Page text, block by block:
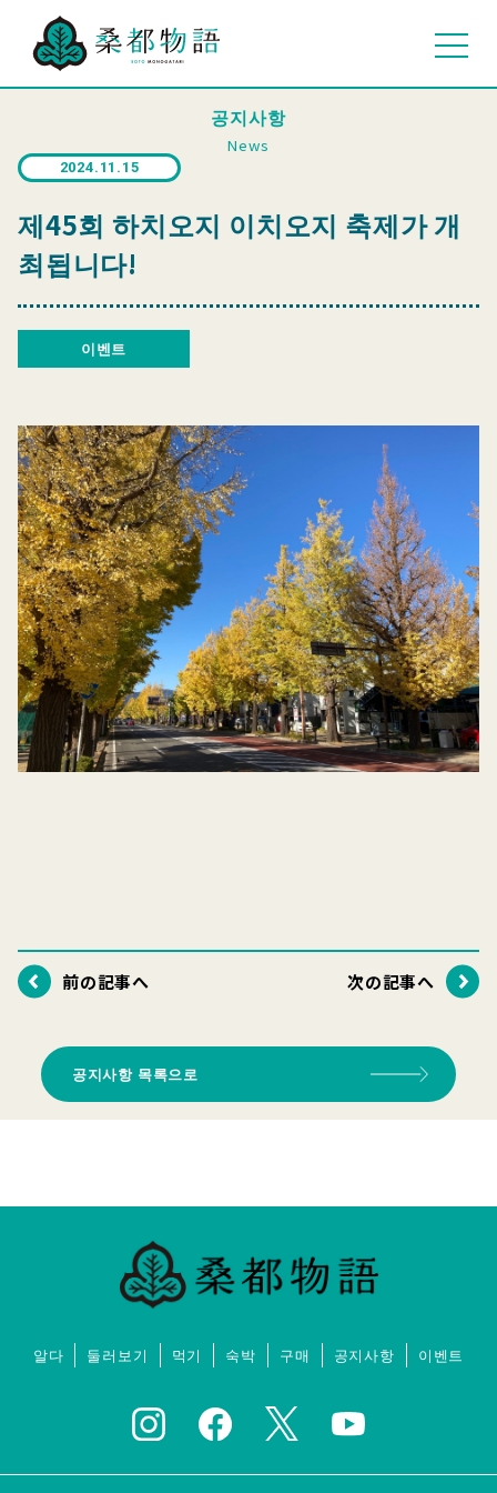
공지사항
News
2024.11.15
제45회 하치오지 이치오지 축제가 개
최됩니다!
이벤트
前の記事へ 次の記事へ
공지사항 목록으로
알다 둘러보기 먹기 숙박 구매 공지사항 이벤트